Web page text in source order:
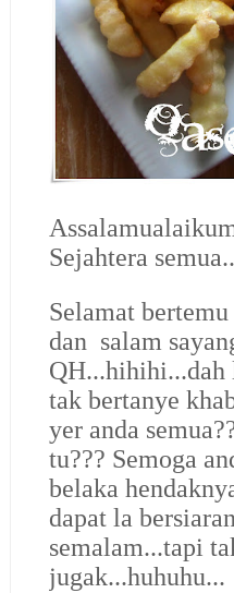
Sejahtera
Selamat
dan salam
QH...hihihi...dah
tak bertanye
yer anda
tu??? Semoga
belaka
dapat la
semalam...tapi
jugak...huhuhu...